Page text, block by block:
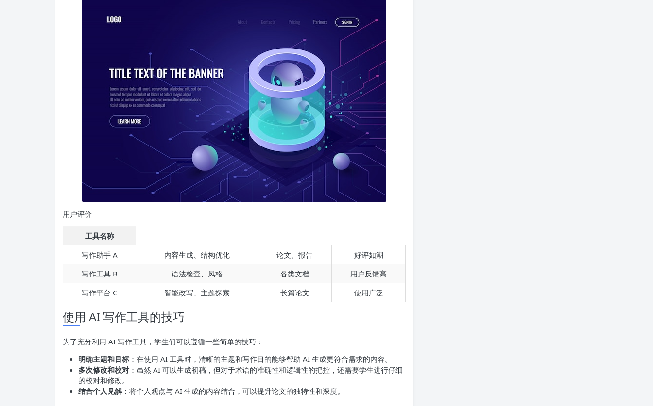
用户评价
工具名称
写作助手 A
内容生成、结构优化 论文、报告
好评如潮
写作工具 B
语法检查、风格 各类文档
用户反馈高
写作平台 C
智能改写、主题探索 长篇论文 使用广泛
使用 AI 写作工具的技巧
为了充分利用 AI 写作工具，学生们可以遵循一些简单的技巧：
明确主题和目标 ：在使用 AI 工具时，清晰的主题和写作目的能够帮助 AI 生成更符合需求的内容。
多次修改和校对 ：虽然 AI 可以生成初稿，但对于术语的准确性和逻辑性的把控，还需要学生进行仔细
的校对和修改。
结合个人见解：将个人观点与 AI 生成的内容结合，可以提升论文的独特性和深度。